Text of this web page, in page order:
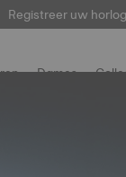
Registreer uw
Dames